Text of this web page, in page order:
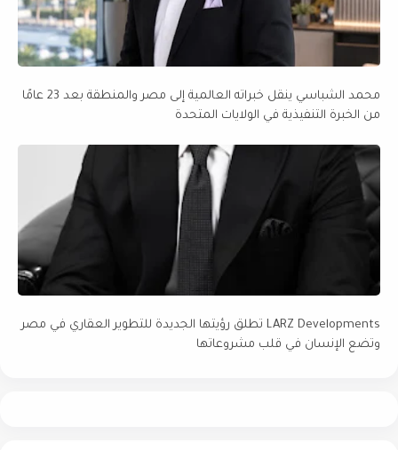
محمد الشباسي ينقل خبراته العالمية إلى مصر والمنطقة بعد 23 عامًا
من الخبرة التنفيذية في الولايات المتحدة
LARZ Developments تطلق رؤيتها الجديدة للتطوير العقاري في مصر
وتضع الإنسان في قلب مشروعاتها